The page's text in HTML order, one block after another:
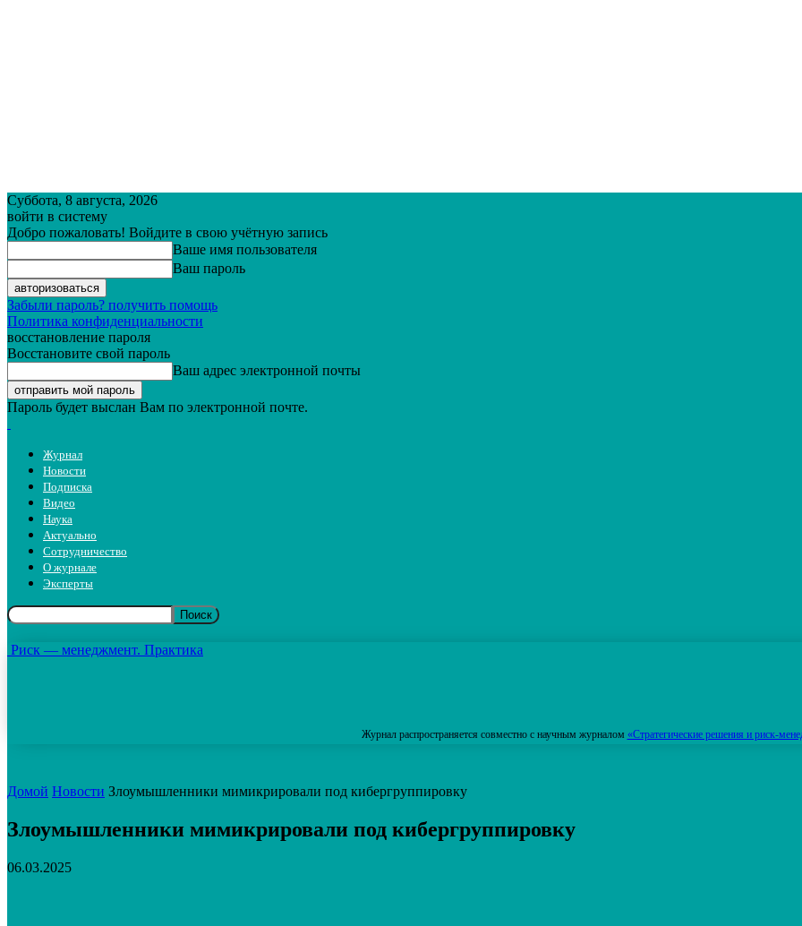
Суббота, 8 августа, 2026
войти в систему
Добро пожаловать! Войдите в свою учётную запись
Ваше имя пользователя
Ваш пароль
Забыли пароль? получить помощь
Политика конфиденциальности
восстановление пароля
Восстановите свой пароль
Ваш адрес электронной почты
Пароль будет выслан Вам по электронной почте.
Журнал
Новости
Подписка
Видео
Наука
Актуально
Сотрудничество
О журнале
Эксперты
Риск — менеджмент. Практика
Журнал распространяется совместно с научным журналом «Стратегические решения и риск-
Домой Новости Злоумышленники мимикрировали под кибергруппировку
Злоумышленники мимикрировали под кибергруппировку
06.03.2025